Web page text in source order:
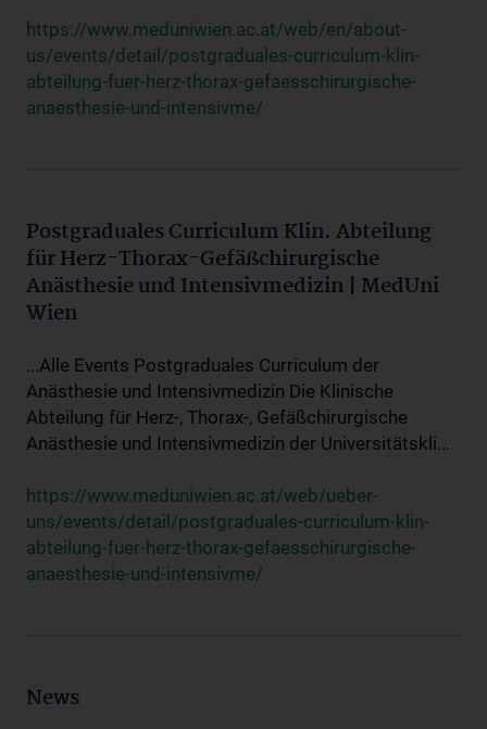
https://www.meduniwien.ac.at/web/en/about-
us/events/detail/postgraduales-curriculum-klin-
abteilung-fuer-herz-thorax-gefaesschirurgische-
anaesthesie-und-intensivme/
Postgraduales Curriculum Klin. Abteilung
für Herz-Thorax-Gefäßchirurgische
Anästhesie und Intensivmedizin | MedUni
Wien
...Alle Events Postgraduales Curriculum der
Anästhesie und Intensivmedizin Die Klinische
Abteilung für Herz-, Thorax-, Gefäßchirurgische
Anästhesie und Intensivmedizin der Universitätskli...
https://www.meduniwien.ac.at/web/ueber-
uns/events/detail/postgraduales-curriculum-klin-
abteilung-fuer-herz-thorax-gefaesschirurgische-
anaesthesie-und-intensivme/
News